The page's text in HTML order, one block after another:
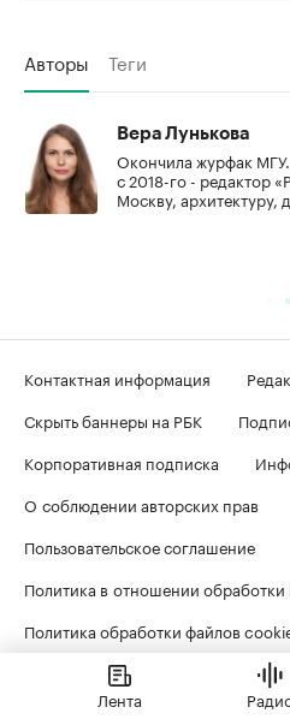
Авторы Теги
Вера Лунькова
Окончила журфак МГУ.
с 2018-го - редактор
Москву, архитектуру,
Контактная информация
Скрыть баннеры на РБК
Корпоративная подписка
О соблюдении авторских прав
Пользовательское соглашение
Политика в отношении
Политика обработки файлов
© ООО «БИЗНЕСПРЕСС», АО
Лента